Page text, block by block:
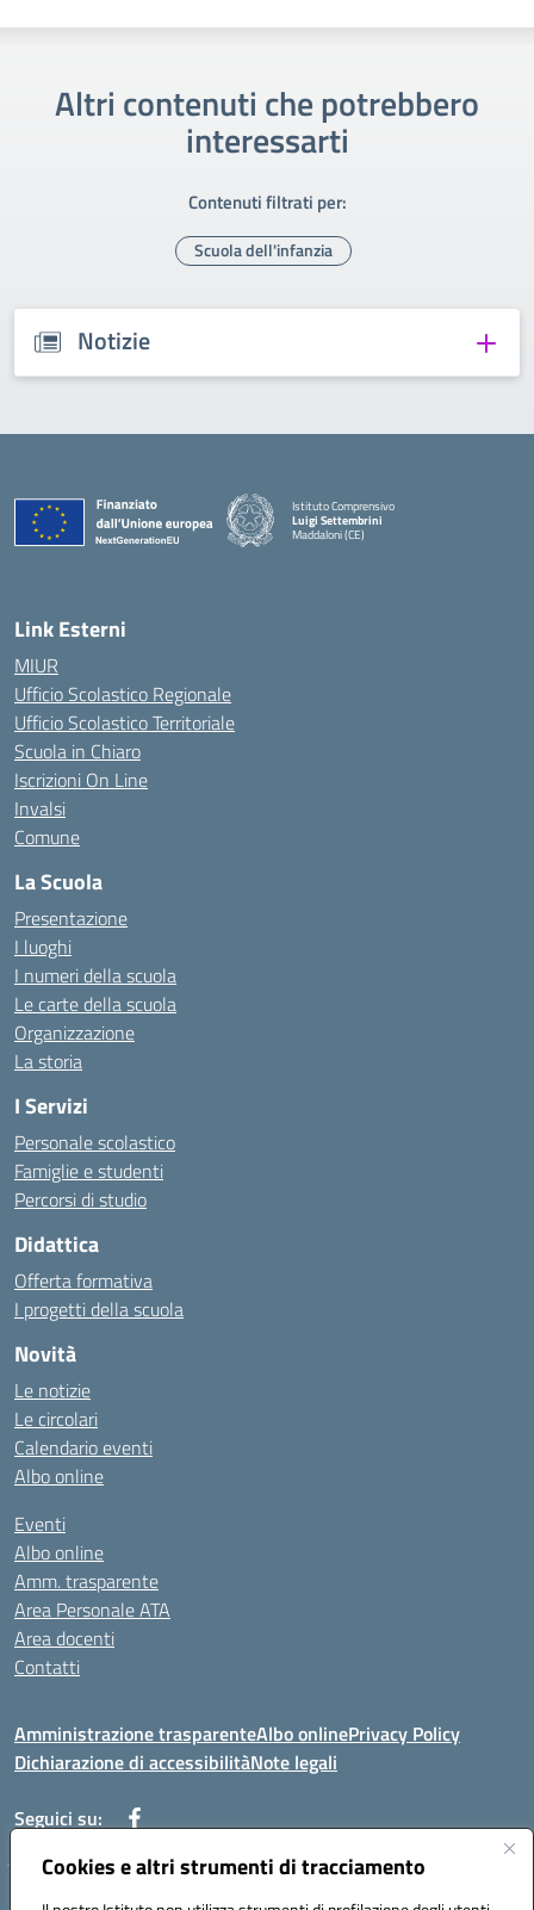
Cookies e altri strumenti di tracciamento
Altri contenuti che potrebbero
interessarti
Contenuti filtrati per:
Scuola dell'infanzia
Notizie
Istituto Comprensivo
Luigi Settembrini
Maddaloni (CE)
Link Esterni
MIUR
Ufficio Scolastico Regionale
Ufficio Scolastico Territoriale
Scuola in Chiaro
Iscrizioni On Line
Invalsi
Comune
La Scuola
Presentazione
I luoghi
I numeri della scuola
Le carte della scuola
Organizzazione
La storia
I Servizi
Personale scolastico
Famiglie e studenti
Percorsi di studio
Didattica
Offerta formativa
I progetti della scuola
Novità
Le notizie
Le circolari
Calendario eventi
Albo online
Eventi
Albo online
Amm. trasparente
Area Personale ATA
Area docenti
Contatti
Amministrazione trasparenteAlbo onlinePrivacy Policy
Dichiarazione di accessibilitàNote legali
Seguici su:
Indirizzo: VIA BRECCIAME, 46 - 81024 MADDALONI (CE)